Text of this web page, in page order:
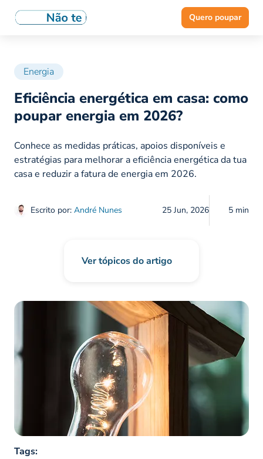
Quero poupar
Energia
Eficiência energética em casa: como
poupar energia em 2026?
Escrito por: André Nunes 25 Jun, 2026 5 min
Conhece as medidas práticas, apoios disponíveis e
estratégias para melhorar a eficiência energética da tua
casa e reduzir a fatura de energia em 2026.
Ver tópicos do artigo
Tags: